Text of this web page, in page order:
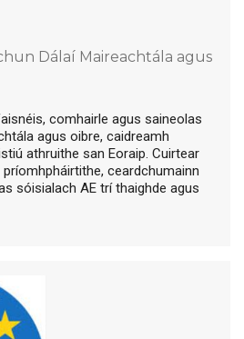
Dálaí Maireachtála agus
comhairle agus saineolas
agus oibre, caidreamh
athruithe san Eoraip. Cuirtear
ceardchumainn
sóisialach AE trí thaighde agus